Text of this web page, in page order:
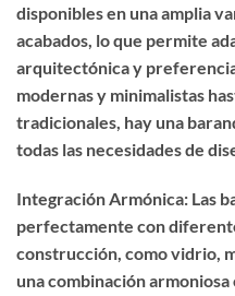
disponibles en una amplia
acabados, lo que permite
arquitectónica y
modernas y minimalistas
tradicionales, hay una
todas las necesidades de
Integración Armónica: Las
perfectamente con
construcción, como vidrio,
una combinación